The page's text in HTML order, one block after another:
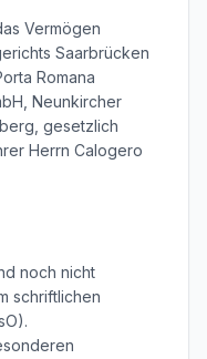
Vermögen
Saarbrücken
Romana
Neunkircher
gesetzlich
Herrn Calogero
noch nicht
schriftlichen